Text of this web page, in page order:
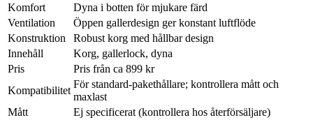
Komfort
Dyna i botten för mjukare färd
Ventilation
Öppen gallerdesign ger konstant luftflöde
Konstruktion
Robust korg med hållbar design
Innehåll
Korg, gallerlock, dyna
Pris
Pris från ca 899 kr
Kompatibilitet
För standard-pakethållare; kontrollera mått och
maxlast
Mått
Ej specificerat (kontrollera hos återförsäljare)